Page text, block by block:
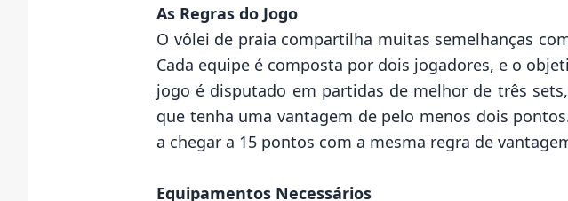
As Regras do Jogo
O vôlei de praia compartilha muitas semelhanças
Cada equipe é composta por dois jogadores, e o
jogo é disputado em partidas de melhor de três
que tenha uma vantagem de pelo menos dois
a chegar a 15 pontos com a mesma regra de
Equipamentos Necessários